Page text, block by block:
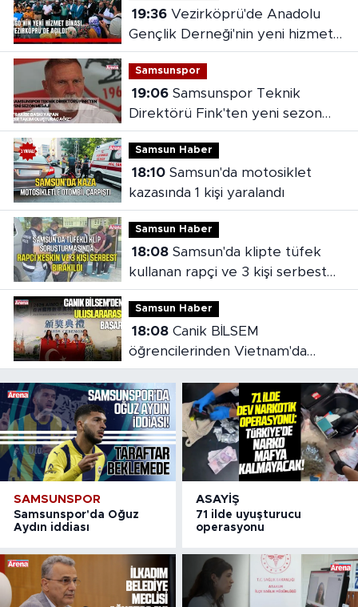
19:36Vezirköprü'de Anadolu
Gençlik Derneği'nin yeni hizmet
binası açıldı
Samsunspor
19:06Samsunspor Teknik
Direktörü Fink'ten yeni sezon
mesajı
Samsun Haber
18:10Samsun'da motosiklet
kazasında 1 kişi yaralandı
Samsun Haber
18:08Samsun'da klipte tüfek
kullanan rapçi ve 3 kişi serbest
bırakıldı
Samsun Haber
18:08Canik BİLSEM
öğrencilerinden Vietnam'da
madalya başarısı
SAMSUNSPOR
Samsunspor'da Oğuz
Aydın iddiası
ASAYIŞ
71 ilde uyuşturucu
operasyonu